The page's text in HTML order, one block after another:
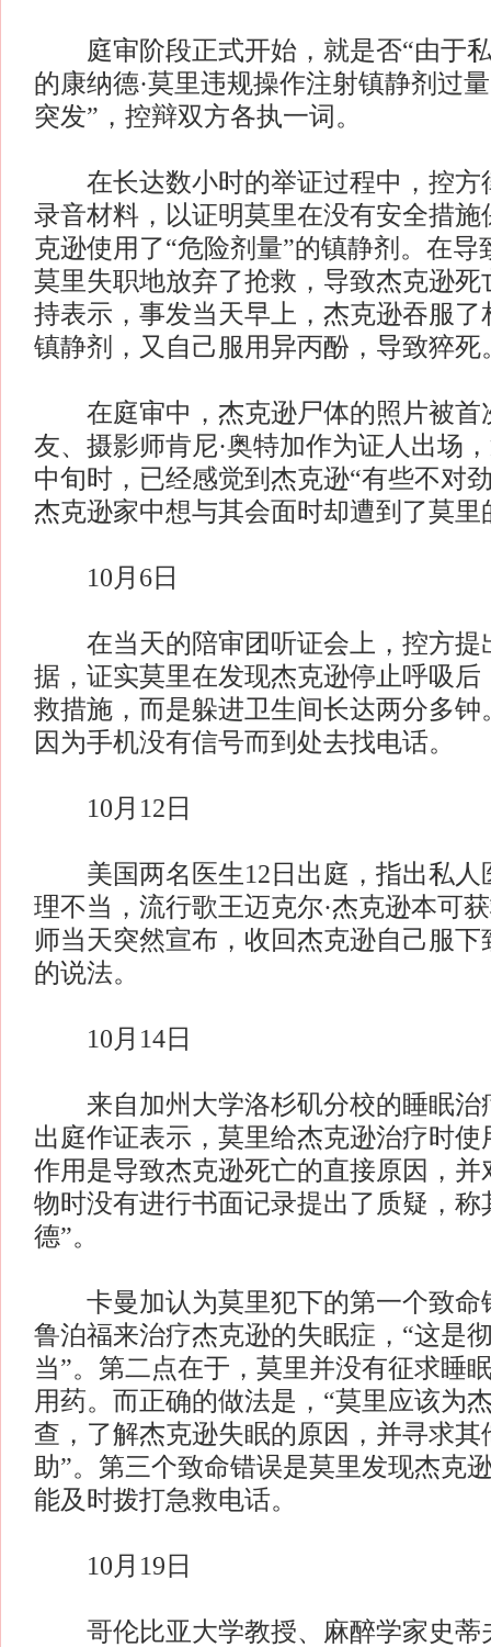
庭审阶段正式开始，就是否“由于私
的康纳德·莫里违规操作注射镇静剂过
突发”，控辩双方各执一词。
在长达数小时的举证过程中，控方
录音材料，以证明莫里在没有安全措施
克逊使用了“危险剂量”的镇静剂。在导
莫里失职地放弃了抢救，导致杰克逊死
持表示，事发当天早上，杰克逊吞服了
镇静剂，又自己服用异丙酚，导致猝死
在庭审中，杰克逊尸体的照片被首
友、摄影师肯尼·奥特加作为证人出场
中旬时，已经感觉到杰克逊“有些不对
杰克逊家中想与其会面时却遭到了莫里
10月6日
在当天的陪审团听证会上，控方提
据，证实莫里在发现杰克逊停止呼吸后
救措施，而是躲进卫生间长达两分多钟
因为手机没有信号而到处去找电话。
10月12日
美国两名医生12日出庭，指出私人
理不当，流行歌王迈克尔·杰克逊本可
师当天突然宣布，收回杰克逊自己服
的说法。
10月14日
来自加州大学洛杉矶分校的睡眠治
出庭作证表示，莫里给杰克逊治疗时使
作用是导致杰克逊死亡的直接原因，并
物时没有进行书面记录提出了质疑，称
德”。
卡曼加认为莫里犯下的第一个致命
鲁泊福来治疗杰克逊的失眠症，“这是
当”。第二点在于，莫里并没有征求睡
用药。而正确的做法是，“莫里应该为
查，了解杰克逊失眠的原因，并寻求其
助”。第三个致命错误是莫里发现杰克
能及时拨打急救电话。
10月19日
哥伦比亚大学教授、麻醉学家史蒂